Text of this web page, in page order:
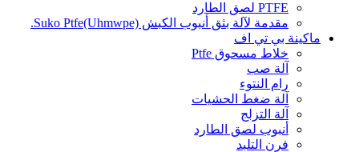
PTFE لصق الطارد
مقدمة لآلة بثق أنبوب الكبش Suko Ptfe(Uhmwpe).
ماكينة بي تي اف
خلاط مسحوق Ptfe
آلة صب
رام النتوء
آلة ضغط الحشيات
آلة التزلج
أنبوب لصق الطارد
فرن التلبد